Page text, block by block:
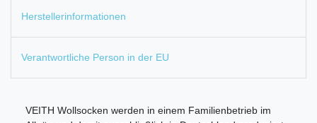
Herstellerinformationen
Verantwortliche Person in der EU
VEITH Wollsocken werden in einem Familienbetrieb im